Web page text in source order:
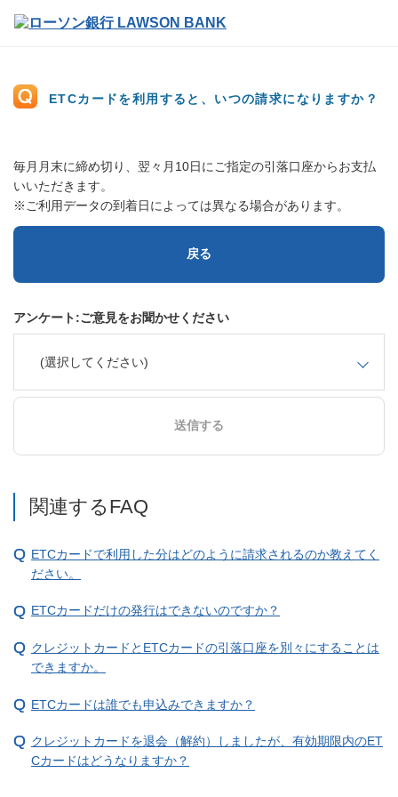
ETCカードを利用すると、いつの請求になりますか？
毎月月末に締め切り、翌々月10日にご指定の引落口座からお支払
いいただきます。
※ご利用データの到着日によっては異なる場合があります。
戻る
アンケート:ご意見をお聞かせください
(選択してください)
送信する
関連するFAQ
ETCカードで利用した分はどのように請求されるのか教えてく
ださい。
ETCカードだけの発行はできないのですか？
クレジットカードとETCカードの引落口座を別々にすることは
できますか。
ETCカードは誰でも申込みできますか？
クレジットカードを退会（解約）しましたが、有効期限内のET
Cカードはどうなりますか？